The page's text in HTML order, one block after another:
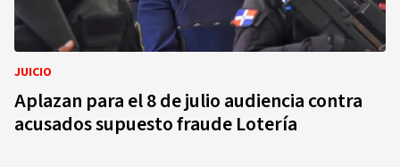
JUICIO
Aplazan para el 8 de julio audiencia contra
acusados supuesto fraude Lotería